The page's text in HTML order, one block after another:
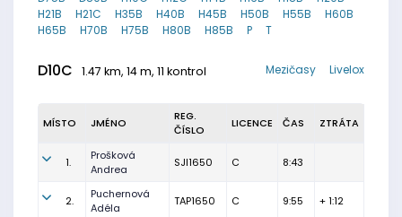
H21B
H21C H35B H40B H45B H50B H55B
H60B
H65B
H70B H75B H80B H85B P T
D10C 1.47 km, 14 m, 11 kontrol Livelox
Mezičasy
MÍSTO JMÉNO
REG.
ČÍSLO
LICENCE ČAS ZTRÁTA
1.
Prošková
Andrea
SJI1650 C 8:43
2.
Puchernová
Adéla
TAP1650 C 9:55 + 1:12